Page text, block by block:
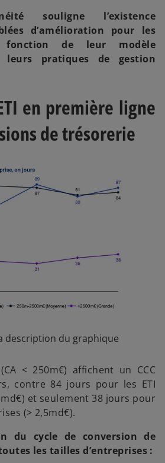
souligne l’existence
d’amélioration pour les
fonction de leur modèle
leurs pratiques de gestion
en première ligne
de trésorerie
description du graphique
< 250m€) affichent un CCC
contre 84 jours pour les ETI
et seulement 38 jours pour
(> 2,5md€).
du cycle de conversion de
les tailles d’entreprises :